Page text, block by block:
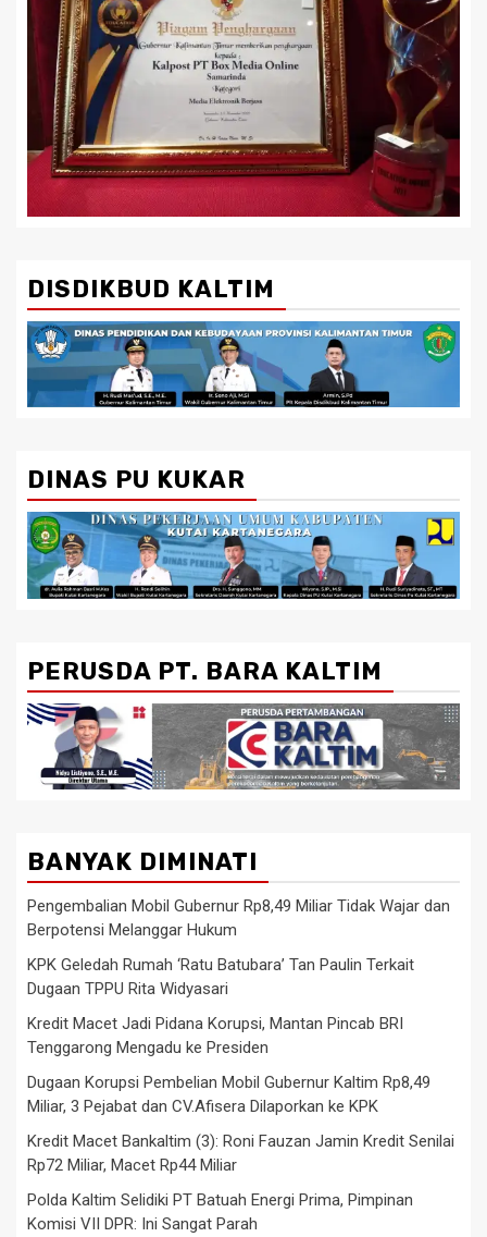
DISDIKBUD KALTIM
DINAS PU KUKAR
PERUSDA PT. BARA KALTIM
BANYAK DIMINATI
Pengembalian Mobil Gubernur Rp8,49 Miliar Tidak Wajar dan
Berpotensi Melanggar Hukum
KPK Geledah Rumah ‘Ratu Batubara’ Tan Paulin Terkait
Dugaan TPPU Rita Widyasari
Kredit Macet Jadi Pidana Korupsi, Mantan Pincab BRI
Tenggarong Mengadu ke Presiden
Dugaan Korupsi Pembelian Mobil Gubernur Kaltim Rp8,49
Miliar, 3 Pejabat dan CV.Afisera Dilaporkan ke KPK
Kredit Macet Bankaltim (3): Roni Fauzan Jamin Kredit Senilai
Rp72 Miliar, Macet Rp44 Miliar
Polda Kaltim Selidiki PT Batuah Energi Prima, Pimpinan
Komisi VII DPR: Ini Sangat Parah